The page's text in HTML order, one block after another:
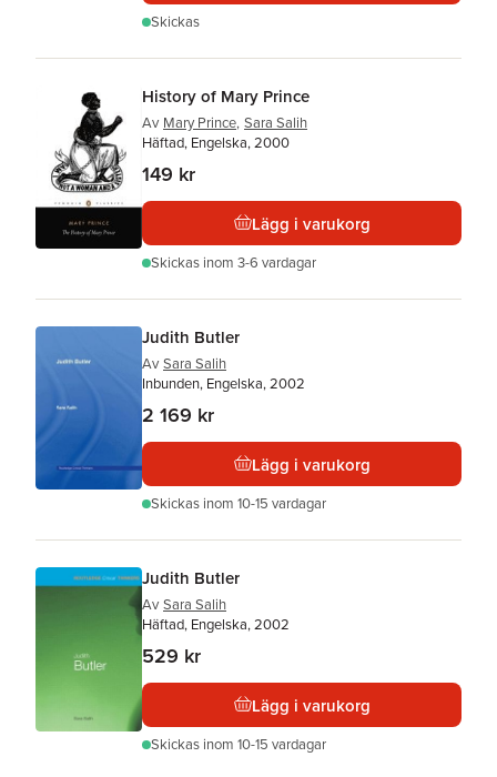
Skickas
History of Mary Prince
Av Mary Prince, Sara Salih
Häftad, Engelska, 2000
149 kr
Lägg i varukorg
Skickas inom 3-6 vardagar
Judith Butler
Av Sara Salih
Inbunden, Engelska, 2002
2 169 kr
Lägg i varukorg
Skickas inom 10-15 vardagar
Judith Butler
Av Sara Salih
Häftad, Engelska, 2002
529 kr
Lägg i varukorg
Skickas inom 10-15 vardagar